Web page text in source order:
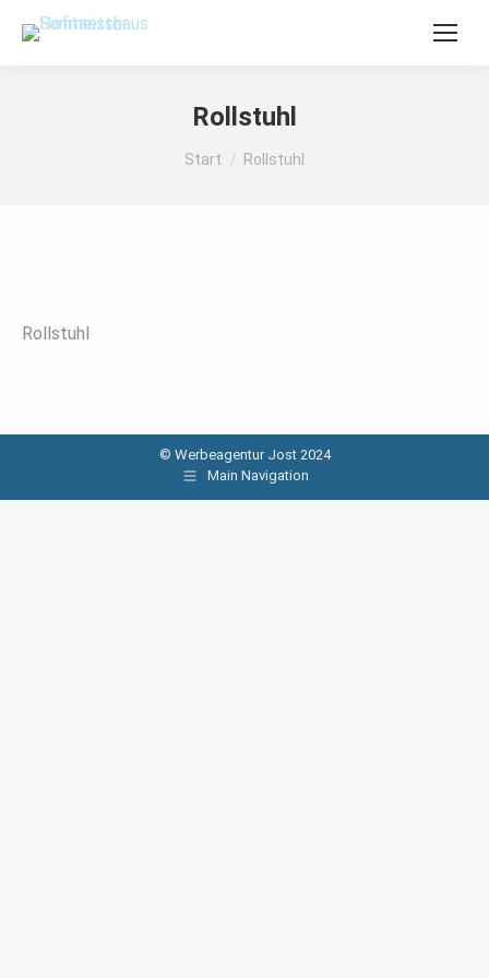
Rollstuhl
Sie befinden sich hier:
Start Rollstuhl
Rollstuhl
© Werbeagentur Jost 2024
Main Navigation